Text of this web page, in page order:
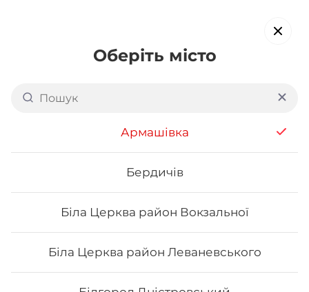
Оберіть місто
Армашівка
Бердичів
Біла Церква район Вокзальної
Біла Церква район Леваневського
Первомайську
Сети